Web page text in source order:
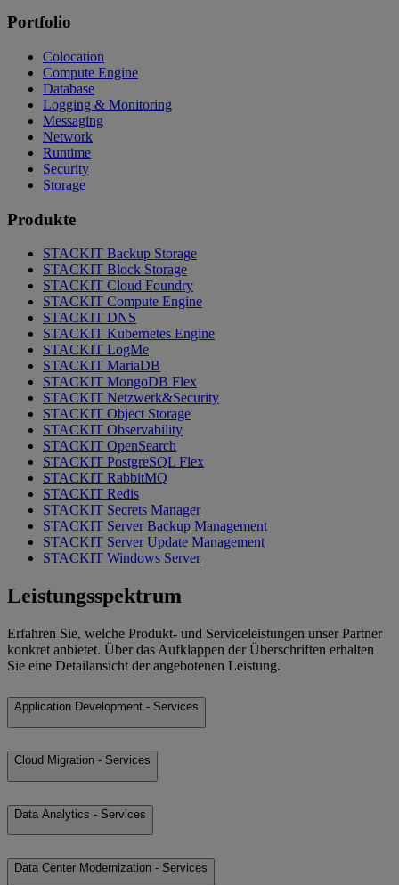
Portfolio
Colocation
Compute Engine
Database
Logging & Monitoring
Messaging
Network
Runtime
Security
Storage
Produkte
STACKIT Backup Storage
STACKIT Block Storage
STACKIT Cloud Foundry
STACKIT Compute Engine
STACKIT DNS
STACKIT Kubernetes Engine
STACKIT LogMe
STACKIT MariaDB
STACKIT MongoDB Flex
STACKIT Netzwerk&Security
STACKIT Object Storage
STACKIT Observability
STACKIT OpenSearch
STACKIT PostgreSQL Flex
STACKIT RabbitMQ
STACKIT Redis
STACKIT Secrets Manager
STACKIT Server Backup Management
STACKIT Server Update Management
STACKIT Windows Server
Leistungsspektrum
Erfahren Sie, welche Produkt- und Serviceleistungen unser Partner
konkret anbietet. Über das Aufklappen der Überschriften erhalten
Sie eine Detailansicht der angebotenen Leistung.
Application Development - Services
Cloud Migration - Services
Data Analytics - Services
Data Center Modernization - Services